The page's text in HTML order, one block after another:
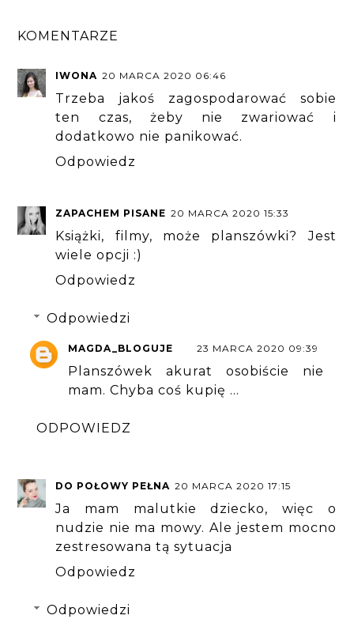
KOMENTARZE
IWONA 20 MARCA 2020 06:46
Trzeba jakoś zagospodarować sobie
ten czas, żeby nie zwariować i
dodatkowo nie panikować.
Odpowiedz
ZAPACHEM PISANE 20 MARCA 2020 15:33
Książki, filmy, może planszówki? Jest
wiele opcji :)
Odpowiedz
Odpowiedzi
MAGDA_BLOGUJE 23 MARCA 2020 09:39
Planszówek akurat osobiście nie
mam. Chyba coś kupię ...
ODPOWIEDZ
DO POŁOWY PEŁNA 20 MARCA 2020 17:15
Ja mam malutkie dziecko, więc o
nudzie nie ma mowy. Ale jestem mocno
zestresowana tą sytuacja
Odpowiedz
Odpowiedzi